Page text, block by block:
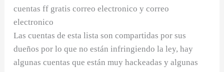
cuentas ff gratis correo electronico y correo
electronico
Las cuentas de esta lista son compartidas por sus
dueños por lo que no están infringiendo la ley, hay
algunas cuentas que están muy hackeadas y algunas